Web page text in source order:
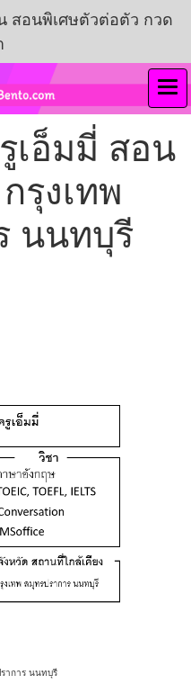
สอนพิเศษตัวต่อตัว กวด
เอ็มมี่ สอน
รุงเทพ
นนทบุรี
าการ นนทบุรี